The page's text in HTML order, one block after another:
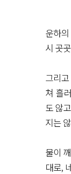
운하
시 곳
그리
쳐 흘
도 않
지는
물이
대로,